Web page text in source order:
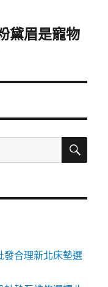
黛眉是寵物
搜
發合理新北床墊選